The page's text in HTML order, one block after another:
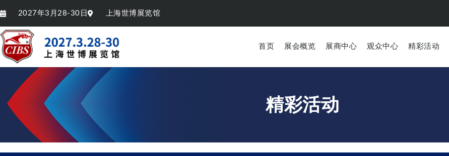
2027年3月28-30日 上海世博展览馆
首页 展会概览 展商中心 观众中心 精彩活动
精彩活动